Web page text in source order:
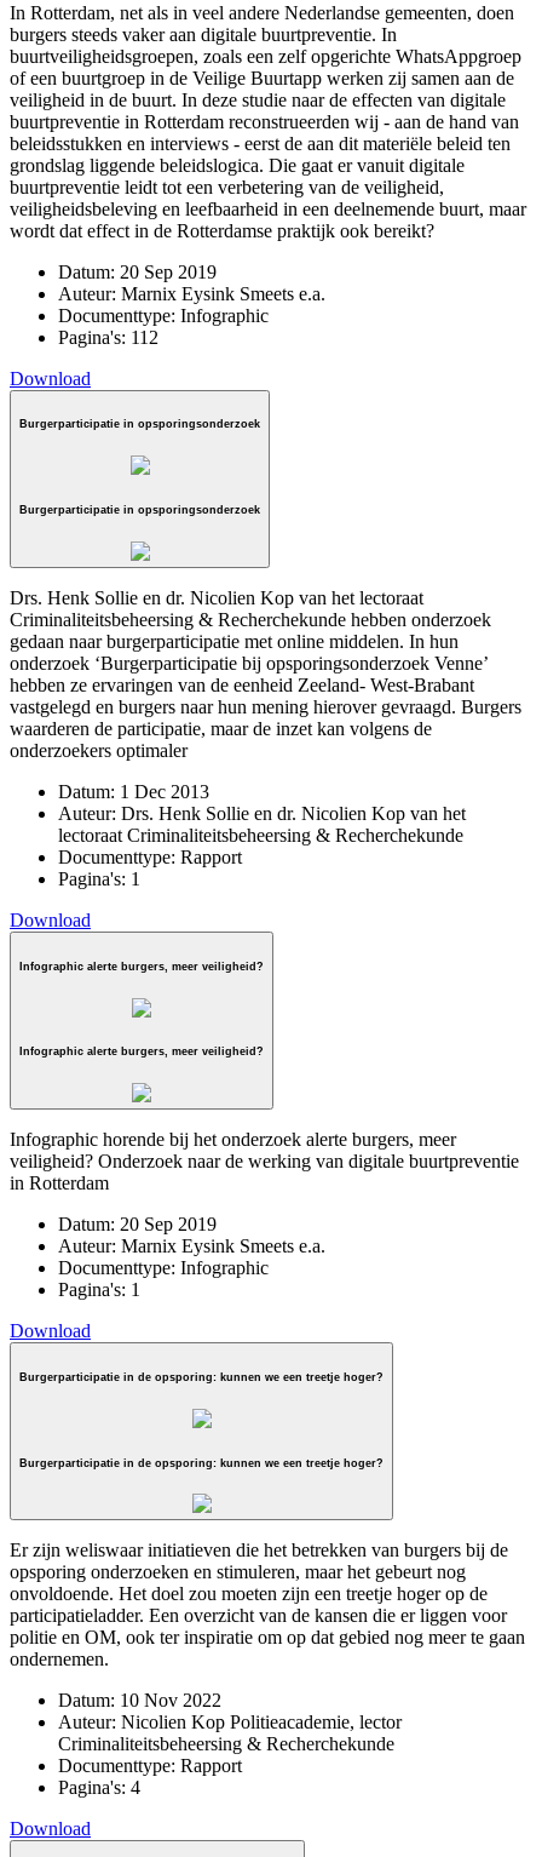
In Rotterdam, net als in veel andere Nederlandse gemeenten, doen
burgers steeds vaker aan digitale buurtpreventie. In
buurtveiligheidsgroepen, zoals een zelf opgerichte WhatsAppgroep
of een buurtgroep in de Veilige Buurtapp werken zij samen aan de
veiligheid in de buurt. In deze studie naar de effecten van digitale
buurtpreventie in Rotterdam reconstrueerden wij - aan de hand van
beleidsstukken en interviews - eerst de aan dit materiële beleid ten
grondslag liggende beleidslogica. Die gaat er vanuit digitale
buurtpreventie leidt tot een verbetering van de veiligheid,
veiligheidsbeleving en leefbaarheid in een deelnemende buurt, maar
wordt dat effect in de Rotterdamse praktijk ook bereikt?
Datum: 20 Sep 2019
Auteur: Marnix Eysink Smeets e.a.
Documenttype: Infographic
Pagina's: 112
Download
Burgerparticipatie in opsporingsonderzoek
Burgerparticipatie in opsporingsonderzoek
Drs. Henk Sollie en dr. Nicolien Kop van het lectoraat
Criminaliteitsbeheersing & Recherchekunde hebben onderzoek
gedaan naar burgerparticipatie met online middelen. In hun
onderzoek ‘Burgerparticipatie bij opsporingsonderzoek Venne’
hebben ze ervaringen van de eenheid Zeeland- West-Brabant
vastgelegd en burgers naar hun mening hierover gevraagd. Burgers
waarderen de participatie, maar de inzet kan volgens de
onderzoekers optimaler
Datum: 1 Dec 2013
Auteur: Drs. Henk Sollie en dr. Nicolien Kop van het
lectoraat Criminaliteitsbeheersing & Recherchekunde
Documenttype: Rapport
Pagina's: 1
Download
Infographic alerte burgers, meer veiligheid?
Infographic alerte burgers, meer veiligheid?
Infographic horende bij het onderzoek alerte burgers, meer
veiligheid? Onderzoek naar de werking van digitale buurtpreventie
in Rotterdam
Datum: 20 Sep 2019
Auteur: Marnix Eysink Smeets e.a.
Documenttype: Infographic
Pagina's: 1
Download
Burgerparticipatie in de opsporing: kunnen we een treetje hoger?
Burgerparticipatie in de opsporing: kunnen we een treetje hoger?
Er zijn weliswaar initiatieven die het betrekken van burgers bij de
opsporing onderzoeken en stimuleren, maar het gebeurt nog
onvoldoende. Het doel zou moeten zijn een treetje hoger op de
participatieladder. Een overzicht van de kansen die er liggen voor
politie en OM, ook ter inspiratie om op dat gebied nog meer te gaan
ondernemen.
Datum: 10 Nov 2022
Auteur: Nicolien Kop Politieacademie, lector
Criminaliteitsbeheersing & Recherchekunde
Documenttype: Rapport
Pagina's: 4
Download